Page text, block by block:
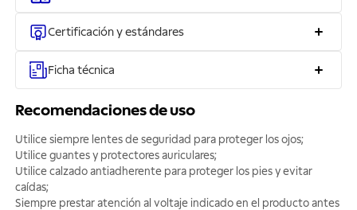
Certificación y estándares
Ficha técnica
Recomendaciones de uso
Utilice siempre lentes de seguridad para proteger los ojos;
Utilice guantes y protectores auriculares;
Utilice calzado antiadherente para proteger los pies y evitar
caídas;
Siempre prestar atención al voltaje indicado en el producto antes